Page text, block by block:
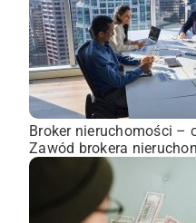
Broker nieruchomości –
Zawód brokera